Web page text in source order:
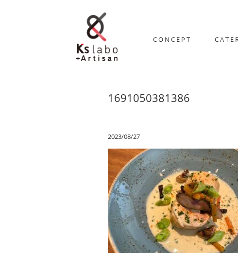
CONCEPT
1691050381386
2023/08/27